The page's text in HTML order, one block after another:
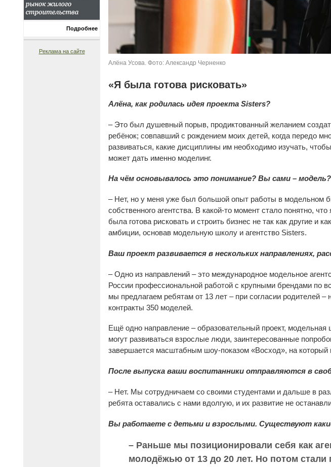
Подробнее
Реклама на сайте
Алёна Усова. Фото: Александр Черненко
«Я была готова рисковать»
Алёна, как родилась идея проекта Sisters?
– Это был душевный порыв, продиктованный желанием
ребёнок; совпавший с рождением моих детей, когда передо
развиваться, какие дисциплины им необходимо изучать,
может дать именно моделинг.
На чём основывалось это понимание? Вы сами – модель?
– Нет, но у меня уже был большой опыт работы в модельном
собственного агентства. В какой-то момент стало понятно,
была готова рисковать и строить бизнес не так как другие и
амбиции, основав модельную школу и агентство Sisters.
Ваш проект развивается в нескольких направлениях,
– Одно из направлений – это международное модельное
России профессиональной работой с крупными брендами по
мы предлагаем ребятам от 13 лет – при согласии родителей
контракты 350 моделей.
Ещё одно направление – образовательный проект,
могут развиваться взрослые люди, заинтересованные
завершается масштабным шоу-показом «Восход», на который
После выпуска ваши воспитанники отправляются в
– Нет. Мы сотрудничаем со своими студентами и дальше в
ребята оставались с нами вдолгую, и их развитие не
Вы работаете с детьми и взрослыми. Существуют
– Раньше мы позиционировали себя как
молодёжью от 13 до 20 лет. Но потом стали